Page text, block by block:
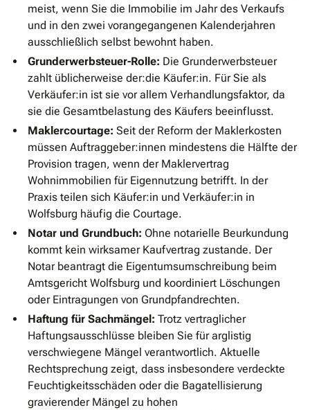
meist, wenn Sie die Immobilie im Jahr des Verkaufs
und in den zwei vorangegangenen Kalenderjahren
ausschließlich selbst bewohnt haben.
Grunderwerbsteuer-Rolle: Die Grunderwerbsteuer
zahlt üblicherweise der:die Käufer:in. Für Sie als
Verkäufer:in ist sie vor allem Verhandlungsfaktor, da
sie die Gesamtbelastung des Käufers beeinflusst.
Maklercourtage: Seit der Reform der Maklerkosten
müssen Auftraggeber:innen mindestens die Hälfte der
Provision tragen, wenn der Maklervertrag
Wohnimmobilien für Eigennutzung betrifft. In der
Praxis teilen sich Käufer:in und Verkäufer:in in
Wolfsburg häufig die Courtage.
Notar und Grundbuch: Ohne notarielle Beurkundung
kommt kein wirksamer Kaufvertrag zustande. Der
Notar beantragt die Eigentumsumschreibung beim
Amtsgericht Wolfsburg und koordiniert Löschungen
oder Eintragungen von Grundpfandrechten.
Haftung für Sachmängel: Trotz vertraglicher
Haftungsausschlüsse bleiben Sie für arglistig
verschwiegene Mängel verantwortlich. Aktuelle
Rechtsprechung zeigt, dass insbesondere verdeckte
Feuchtigkeitsschäden oder die Bagatellisierung
gravierender Mängel zu hohen